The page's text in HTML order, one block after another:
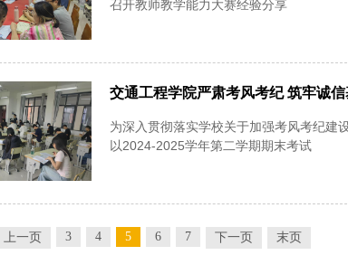
召开教师教学能力大赛经验分享
交通工程学院严肃考风考纪 筑牢诚
为深入贯彻落实学校关于加强考风考纪建
以2024-2025学年第二学期期末考试
上一页 3 4 5 6 7 下一页 末页